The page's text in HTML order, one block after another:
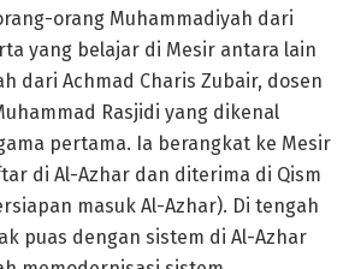
orang Muhammadiyah dari
yang belajar di Mesir antara lain
dari Achmad Charis Zubair, dosen
Rasjidi yang dikenal
pertama. Ia berangkat ke Mesir
di Al-Azhar dan diterima di Qism
masuk Al-Azhar). Di tengah
puas dengan sistem di Al-Azhar